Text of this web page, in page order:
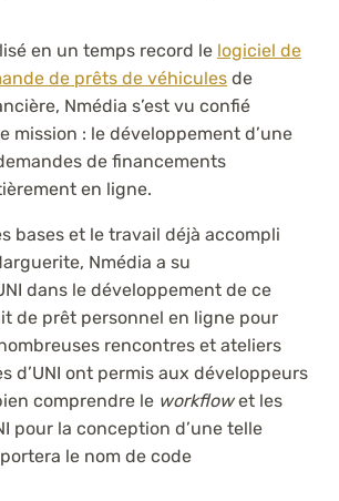
en un temps record le logiciel de
de prêts de véhicules de
Nmédia s’est vu confié
mission : le développement d’une
de financements
en ligne.
bases et le travail déjà accompli
Nmédia a su
dans le développement de ce
de prêt personnel en ligne pour
rencontres et ateliers
d’UNI ont permis aux développeurs
comprendre le workflowet les
pour la conception d’une telle
le nom de code